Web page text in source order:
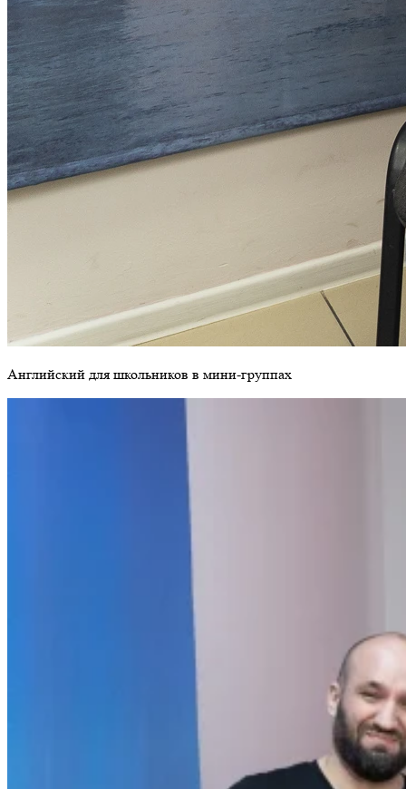
Английский для школьников в мини-группах